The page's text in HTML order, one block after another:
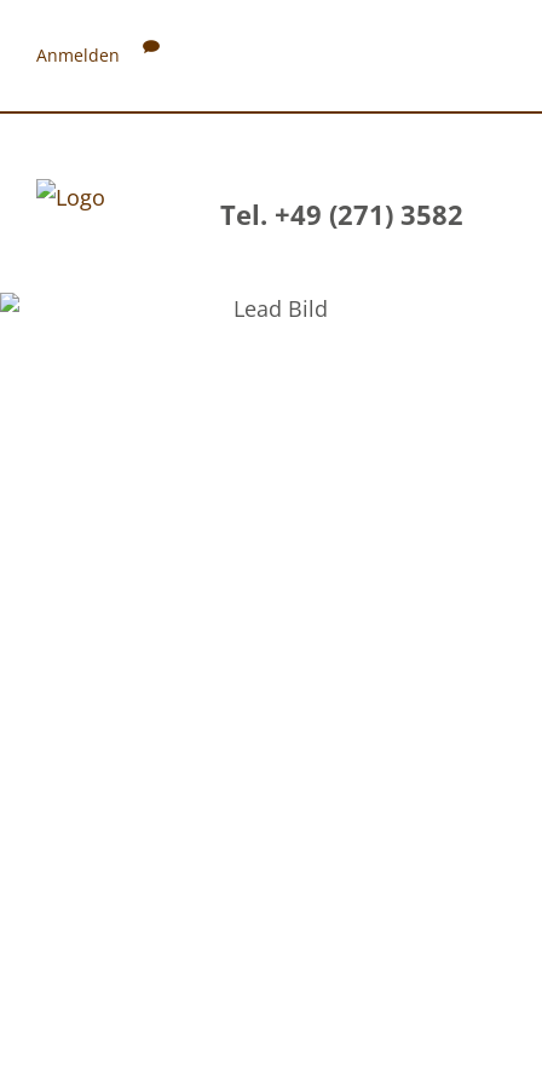
Anmelden
Tel. +49 (271) 3582